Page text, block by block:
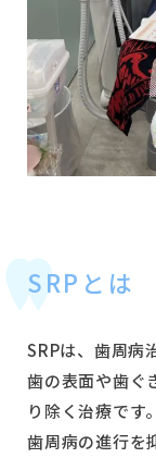
SRPとは
SRPは、歯周病
歯の表面や歯ぐ
り除く治療です。
歯周病の進行を